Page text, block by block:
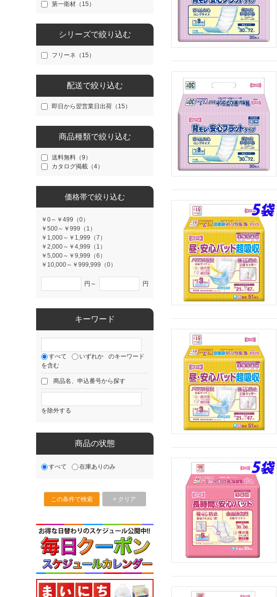
第一衛材（15）
シリーズで絞り込む
フリーネ（15）
配送で絞り込む
即日から翌営業日出荷（15）
商品種類で絞り込む
送料無料（9）
カタログ掲載（4）
価格帯で絞り込む
￥0～￥499（0）
￥500～￥999（1）
￥1,000～￥1,999（7）
￥2,000～￥4,999（1）
￥5,000～￥9,999（6）
￥10,000～￥999,999（0）
円～ 円
キーワード
すべて いずれか
のキーワード
を含む
商品名、申込番号から探す
を除外する
商品の状態
すべて 在庫ありのみ